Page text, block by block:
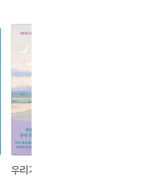
우리가 빛의 속도로 갈